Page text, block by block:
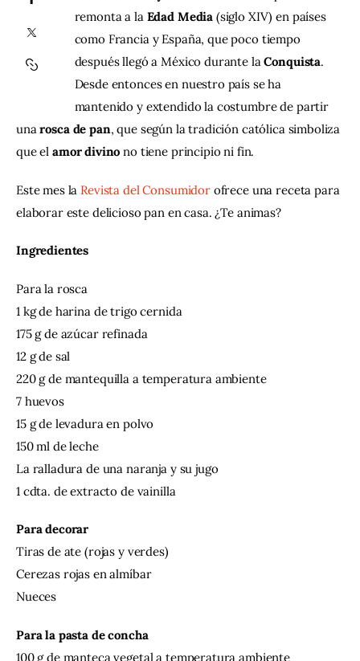
Contacto
remonta a la Edad Media (siglo XIV) en países
como Francia y España, que poco tiempo
después llegó a México durante la Conquista.
Desde entonces en nuestro país se ha
mantenido y extendido la costumbre de partir
una rosca de pan, que según la tradición católica simboliza
que el amor divino no tiene principio ni fin.
Este mes la Revista del Consumidor ofrece una receta para
elaborar este delicioso pan en casa. ¿Te animas?
Ingredientes
Para la rosca
1 kg de harina de trigo cernida
175 g de azúcar refinada
12 g de sal
220 g de mantequilla a temperatura ambiente
7 huevos
15 g de levadura en polvo
150 ml de leche
La ralladura de una naranja y su jugo
1 cdta. de extracto de vainilla
Para decorar
Tiras de ate (rojas y verdes)
Cerezas rojas en almíbar
Nueces
Para la pasta de concha
100 g de manteca vegetal a temperatura ambiente